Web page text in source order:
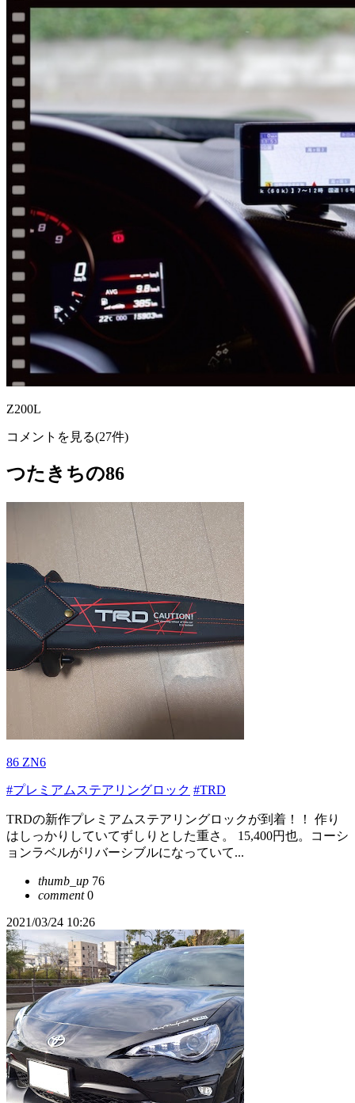
Z200L
コメントを見る(27件)
つたきちの86
86 ZN6
#プレミアムステアリングロック #TRD
TRDの新作プレミアムステアリングロックが到着！！ 作り
はしっかりしていてずしりとした重さ。 15,400円也。コーシ
ョンラベルがリバーシブルになっていて...
thumb_up 76
comment0
2021/03/24 10:26